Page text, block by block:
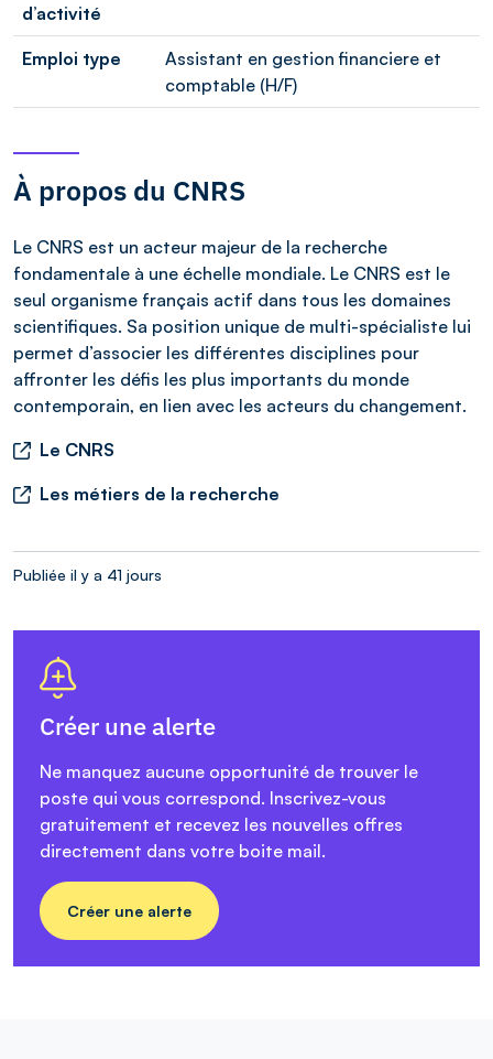
d’activité
Emploi type
Assistant en gestion financiere et
comptable (H/F)
À propos du CNRS
Le CNRS est un acteur majeur de la recherche
fondamentale à une échelle mondiale. Le CNRS est le
seul organisme français actif dans tous les domaines
scientifiques. Sa position unique de multi-spécialiste lui
permet d’associer les différentes disciplines pour
affronter les défis les plus importants du monde
contemporain, en lien avec les acteurs du changement.
Le CNRS
Les métiers de la recherche
Publiée il y a 41 jours
Créer une alerte
Ne manquez aucune opportunité de trouver le
poste qui vous correspond. Inscrivez-vous
gratuitement et recevez les nouvelles offres
directement dans votre boite mail.
Créer une alerte